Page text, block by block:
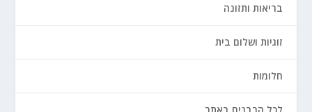
בריאות ותזונה
זוגיות ושלום בית
חלומות
לכל הרבנים באתר